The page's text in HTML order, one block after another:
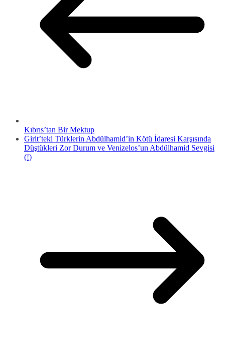
Kıbrıs’tan Bir Mektup
Girit’teki Türklerin Abdülhamid’in Kötü İdaresi Karşısında
Düştükleri Zor Durum ve Venizelos’un Abdülhamid Sevgisi
(!)